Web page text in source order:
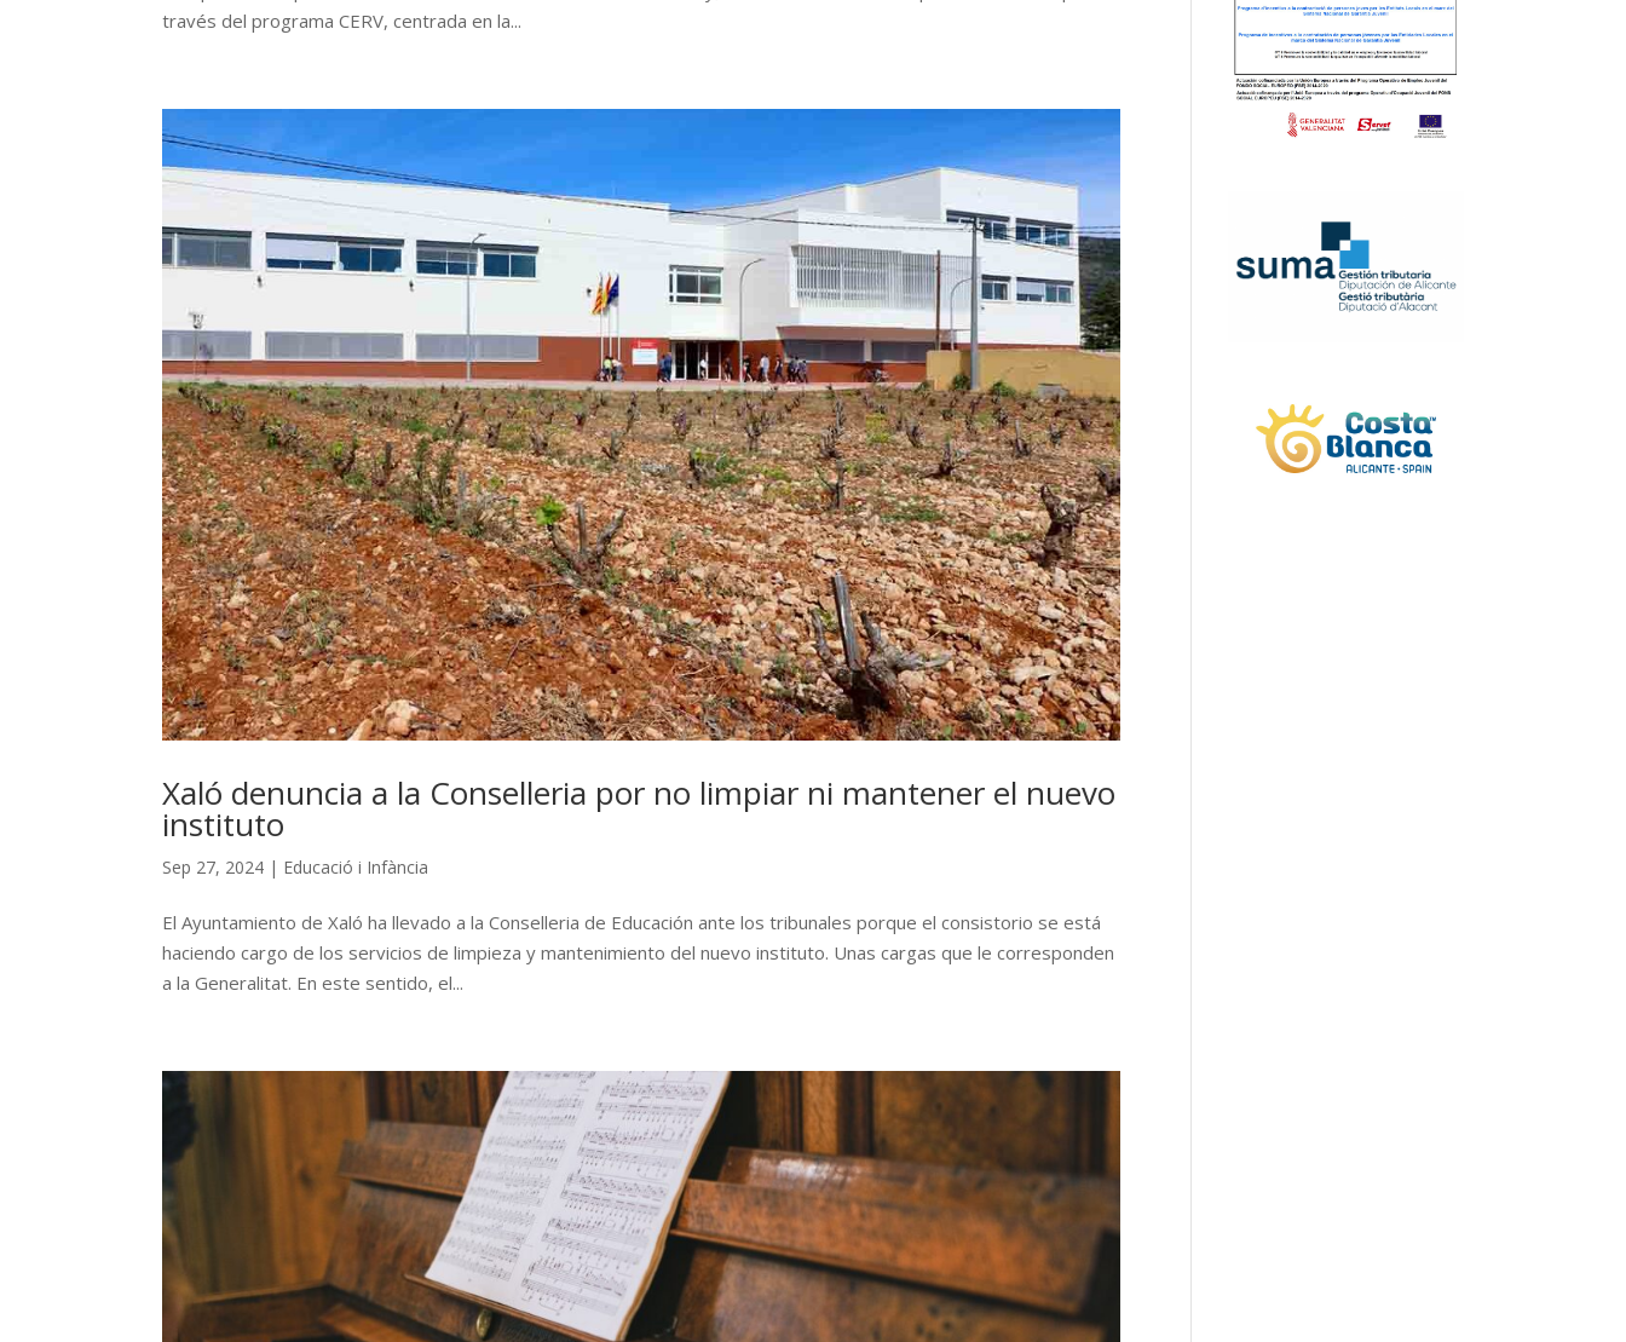
través del programa CERV, centrada en la...
Xaló denuncia a la Conselleria por no limpiar ni mantener el nuevo
instituto
Sep 27, 2024 | Educació i Infància
El Ayuntamiento de Xaló ha llevado a la Conselleria de Educación ante los tribunales porque el consistorio se está
haciendo cargo de los servicios de limpieza y mantenimiento del nuevo instituto. Unas cargas que le corresponden
a la Generalitat. En este sentido, el...